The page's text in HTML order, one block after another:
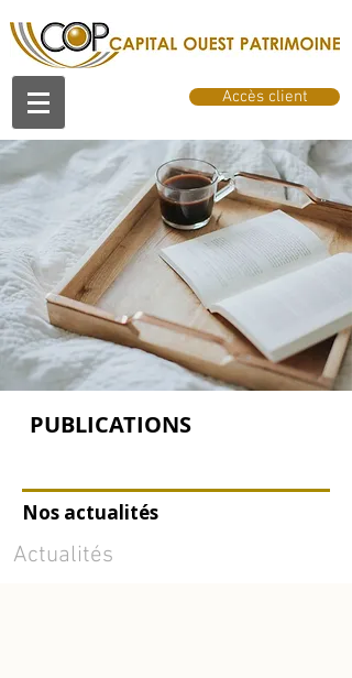
Accès client
PUBLICATIONS
Nos actualités
Actualités